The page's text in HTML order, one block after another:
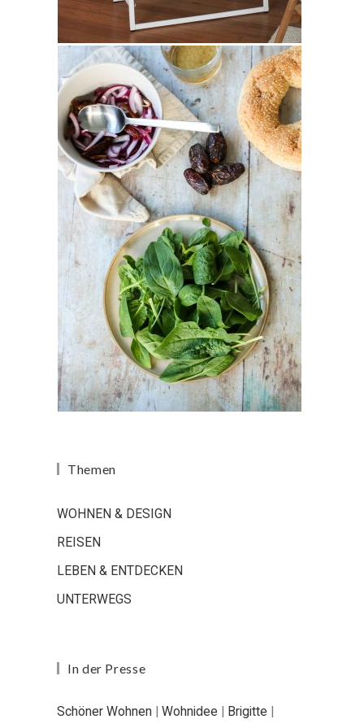
Themen
WOHNEN & DESIGN
REISEN
LEBEN & ENTDECKEN
UNTERWEGS
In der Presse
Schöner Wohnen | Wohnidee | Brigitte |